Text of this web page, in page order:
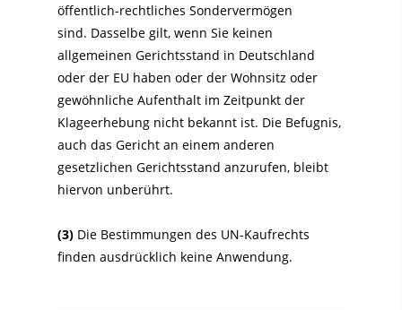
öffentlich-rechtliches Sondervermögen
sind. Dasselbe gilt, wenn Sie keinen
allgemeinen Gerichtsstand in Deutschland
oder der EU haben oder der Wohnsitz oder
gewöhnliche Aufenthalt im Zeitpunkt der
Klageerhebung nicht bekannt ist. Die Befugnis,
auch das Gericht an einem anderen
gesetzlichen Gerichtsstand anzurufen, bleibt
hiervon unberührt.
(3) Die Bestimmungen des UN-Kaufrechts
finden ausdrücklich keine Anwendung.